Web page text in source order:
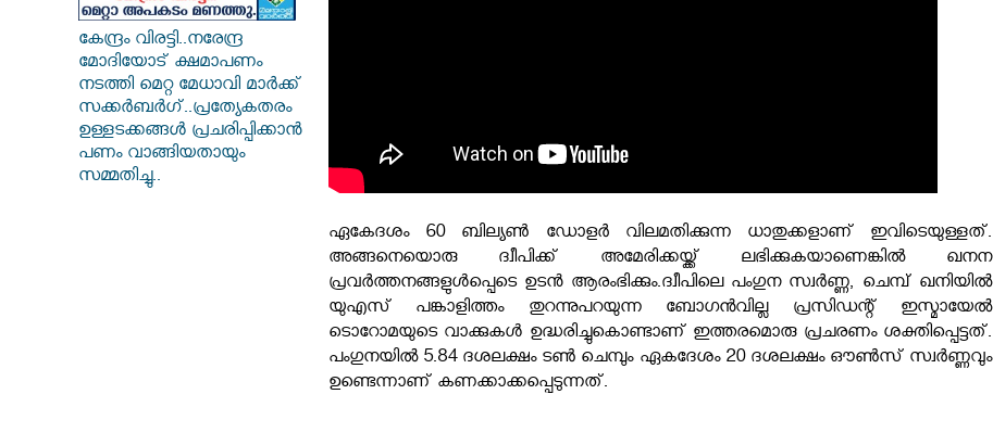
കേന്ദ്രം വിരട്ടി..നരേന്ദ്ര
മോദിയോട് ക്ഷമാപണം
നടത്തി മെറ്റ മേധാവി മാർക്ക്
സക്കർബർ​ഗ്..പ്രത്യേകതരം
ഉള്ളടക്കങ്ങൾ പ്രചരിപ്പിക്കാൻ
പണം വാങ്ങിയതായും
സമ്മതിച്ചു..
ഏകേദശം 60 ബില്യണ്‍ ഡോളർ വിലമതിക്കുന്ന ധാതുക്കളാണ് ഇവിടെയുള്ളത്.
അങ്ങനെയൊരു ദ്വീപിക്ക് അമേരിക്കയ്ക്ക് ലഭിക്കുകയാണെങ്കില്‍ ഖനന
പ്രവർത്തനങ്ങളുള്‍പ്പെടെ ഉടന്‍ ആരംഭിക്കും.ദ്വീപിലെ പംഗുന സ്വർണ്ണ, ചെമ്പ് ഖനിയിൽ
യുഎസ് പങ്കാളിത്തം തുറന്നുപറയുന്ന ബോഗൻവില്ല പ്രസിഡന്റ് ഇസ്മായേൽ
ടൊറോമയുടെ വാക്കുകള്‍ ഉദ്ധരിച്ചുകൊണ്ടാണ് ഇത്തരമൊരു പ്രചരണം ശക്തിപ്പെട്ടത്.
പംഗുനയിൽ 5.84 ദശലക്ഷം ടൺ ചെമ്പും ഏകദേശം 20 ദശലക്ഷം ഔൺസ് സ്വർണ്ണവും
ഉണ്ടെന്നാണ് കണക്കാക്കപ്പെടുന്നത്.